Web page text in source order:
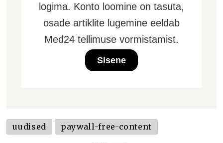
logima. Konto loomine on tasuta,
osade artiklite lugemine eeldab
Med24 tellimuse vormistamist.
Sisene
uudised paywall-free-content